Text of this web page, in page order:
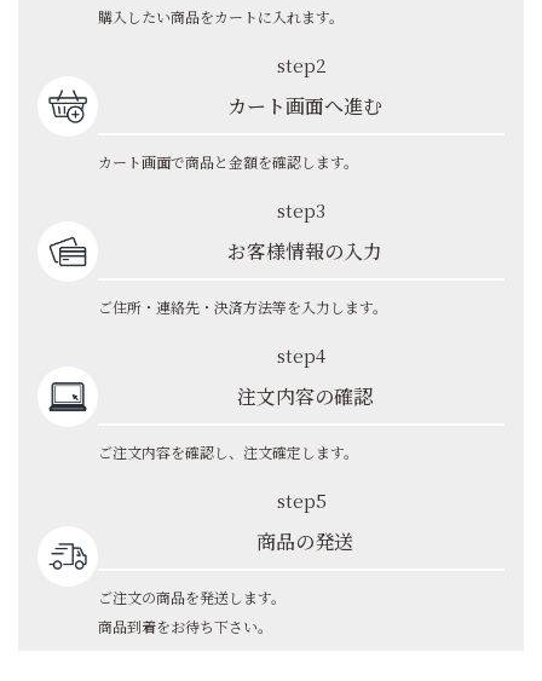
購入したい商品をカートに入れます。
step2
カート画面へ進む
カート画面で商品と金額を確認します。
step3
お客様情報の入力
ご住所・連絡先・決済方法等を入力します。
step4
注文内容の確認
ご注文内容を確認し、注文確定します。
step5
商品の発送
ご注文の商品を発送します。
商品到着をお待ち下さい。